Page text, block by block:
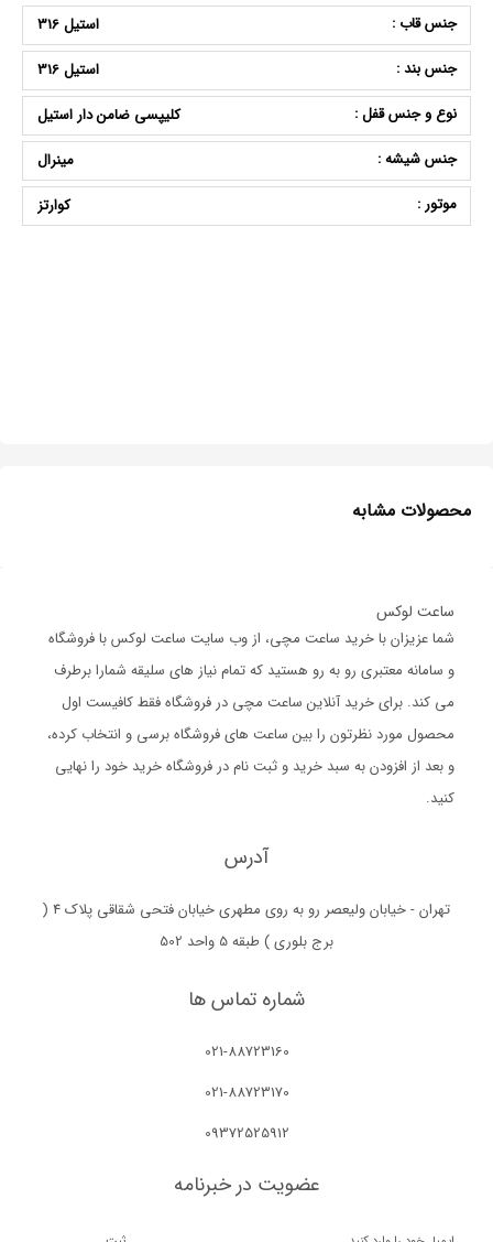
جنس قاب :
استیل 316
جنس بند :
استیل 316
نوع و جنس قفل :
کلیپسی ضامن دار استیل
جنس شیشه :
مینرال
موتور :
کوارتز
محصولات مشابه
ساعت لوکس
شما عزیزان با خرید ساعت مچی، از وب سایت ساعت لوکس با فروشگاه
و سامانه معتبری رو به رو هستید که تمام نیاز های سلیقه شمارا برطرف
می کند. برای خرید آنلاین ساعت مچی در فروشگاه فقط کافیست اول
محصول مورد نظرتون را بین ساعت های فروشگاه برسی و انتخاب کرده،
و بعد از افزودن به سبد خرید و ثبت نام در فروشگاه خرید خود را نهایی
کنید.
آدرس
تهران - خیابان ولیعصر رو به روی مطهری خیابان فتحی شقاقی پلاک 4 (
برج بلوری ) طبقه 5 واحد 502
شماره تماس ها
021-88723160
021-88723170
09372525912
عضویت در خبرنامه